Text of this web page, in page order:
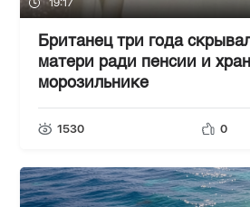
19:17
Британец три года
матери ради пенсии и
морозильнике
1530 0